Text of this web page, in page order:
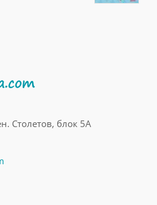
Столетов, блок 5А